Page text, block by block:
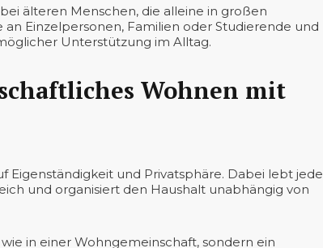
älteren Menschen, die alleine in großen
Einzelpersonen, Familien oder Studierende und
Unterstützung im Alltag.
Wohnen mit
Eigenständigkeit und Privatsphäre. Dabei lebt jede
und organisiert den Haushalt unabhängig von
in einer Wohngemeinschaft, sondern ein